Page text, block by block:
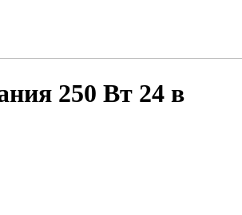
250 Вт 24 в